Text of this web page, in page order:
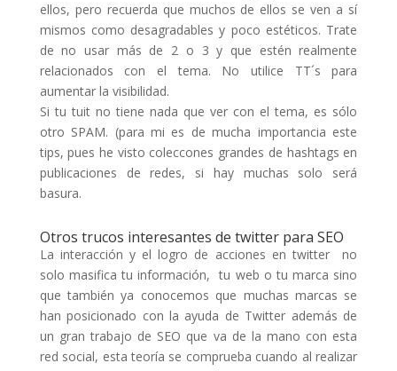
ellos, pero recuerda que muchos de ellos se ven a sí
mismos como desagradables y poco estéticos. Trate
de no usar más de 2 o 3 y que estén realmente
relacionados con el tema. No utilice TT´s para
aumentar la visibilidad.
Si tu tuit no tiene nada que ver con el tema, es sólo
otro SPAM. (para mi es de mucha importancia este
tips, pues he visto coleccones grandes de hashtags en
publicaciones de redes, si hay muchas solo será
basura.
Otros trucos interesantes de twitter para SEO
La interacción y el logro de acciones en twitter no
solo masifica tu información, tu web o tu marca sino
que también ya conocemos que muchas marcas se
han posicionado con la ayuda de Twitter además de
un gran trabajo de SEO que va de la mano con esta
red social, esta teoría se comprueba cuando al realizar